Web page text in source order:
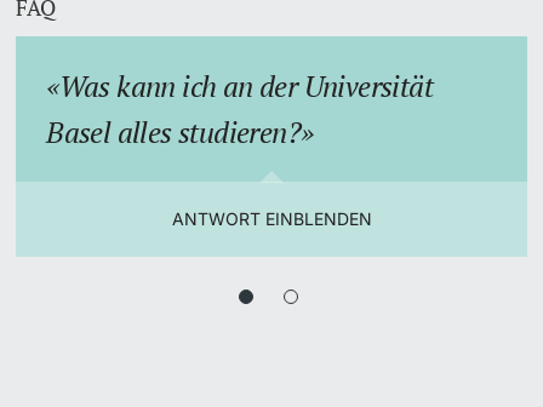
FAQ
Was kann ich an der Universität
Basel alles studieren?
ANTWORT EINBLENDEN